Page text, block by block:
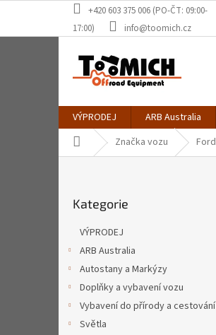
obsah
+420 603 375 006 (PO-ČT: 09:00-
17:00)
info@toomich.cz
VÝPRODEJ ARB Australia
Domů Značka vozu Ford
kategorie
Kategorie
VÝPRODEJ
ARB Australia
Autostany a Markýzy
Doplňky a vybavení vozu
Vybavení do přírody a cestování
Světla